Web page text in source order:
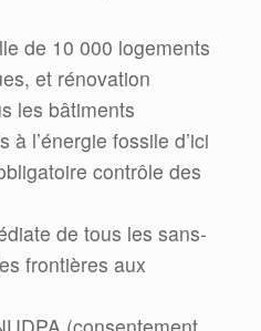
de 10 000 logements
et rénovation
les bâtiments
l’énergie fossile d’ici
contrôle des
de tous les sans-
frontières aux